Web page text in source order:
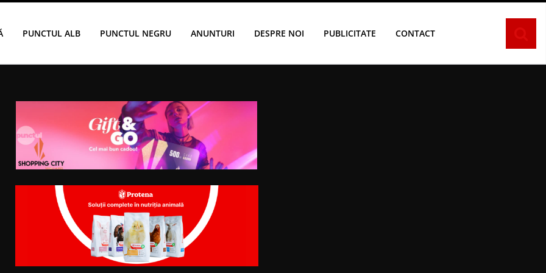
PUNCTUL ALB PUNCTUL NEGRU ANUNTURI DESPRE NOI PUBLICITATE CONTACT